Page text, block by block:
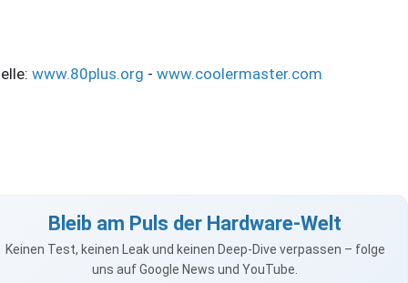
www.80plus.org - www.coolermaster.com
Bleib am Puls der Hardware-Welt
Keinen Test, keinen Leak und keinen Deep-Dive verpassen – folge
uns auf Google News und YouTube.